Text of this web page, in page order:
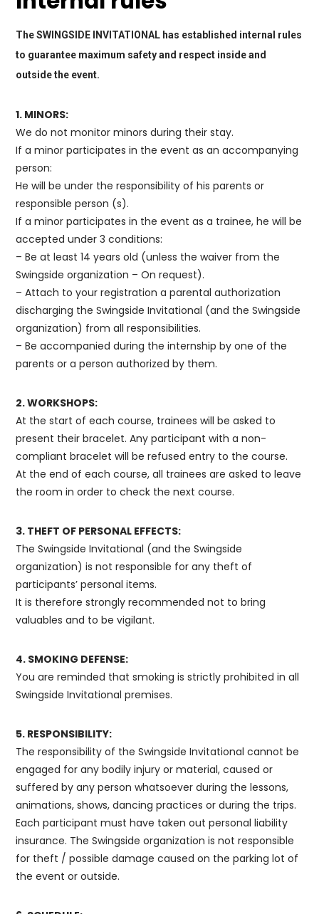
The SWINGSIDE INVITATIONAL has established internal rules
to guarantee maximum safety and respect inside and
outside the event.
1. MINORS:
We do not monitor minors during their stay.
If a minor participates in the event as an accompanying
person:
He will be under the responsibility of his parents or
responsible person (s).
If a minor participates in the event as a trainee, he will be
accepted under 3 conditions:
– Be at least 14 years old (unless the waiver from the
Swingside organization – On request).
– Attach to your registration a parental authorization
discharging the Swingside Invitational (and the Swingside
organization) from all responsibilities.
– Be accompanied during the internship by one of the
parents or a person authorized by them.
2. WORKSHOPS:
At the start of each course, trainees will be asked to
present their bracelet. Any participant with a non-
compliant bracelet will be refused entry to the course.
At the end of each course, all trainees are asked to leave
the room in order to check the next course.
3. THEFT OF PERSONAL EFFECTS:
The Swingside Invitational (and the Swingside
organization) is not responsible for any theft of
participants’ personal items.
It is therefore strongly recommended not to bring
valuables and to be vigilant.
4. SMOKING DEFENSE:
You are reminded that smoking is strictly prohibited in all
Swingside Invitational premises.
5. RESPONSIBILITY:
The responsibility of the Swingside Invitational cannot be
engaged for any bodily injury or material, caused or
suffered by any person whatsoever during the lessons,
animations, shows, dancing practices or during the trips.
Each participant must have taken out personal liability
insurance. The Swingside organization is not responsible
for theft / possible damage caused on the parking lot of
the event or outside.